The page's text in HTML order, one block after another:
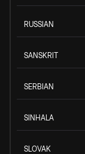
RUSSIAN
SANSKRIT
SERBIAN
SINHALA
SLOVAK